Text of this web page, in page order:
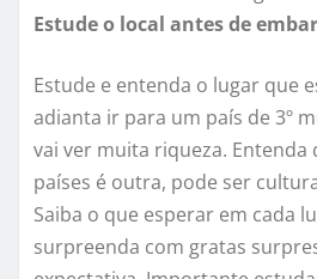
Estude o local antes de
Estude e entenda o lugar que
adianta ir para um país de 3º
vai ver muita riqueza. Entenda
países é outra, pode ser
Saiba o que esperar em cada
surpreenda com gratas